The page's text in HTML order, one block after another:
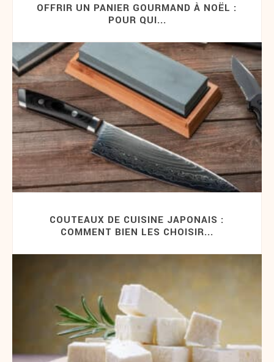
OFFRIR UN PANIER GOURMAND À NOËL :
POUR QUI...
COUTEAUX DE CUISINE JAPONAIS :
COMMENT BIEN LES CHOISIR...